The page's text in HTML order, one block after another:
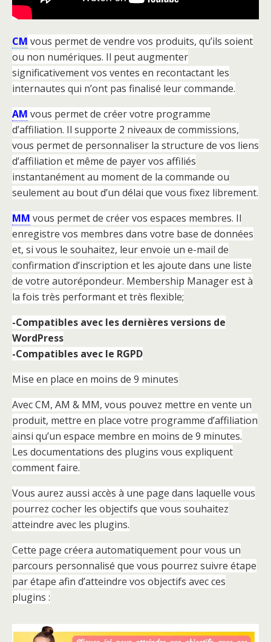
CM vous permet de vendre vos produits, qu’ils soient
ou non numériques. Il peut augmenter
significativement vos ventes en recontactant les
internautes qui n’ont pas finalisé leur commande.
AM vous permet de créer votre programme
d’affiliation. Il supporte 2 niveaux de commissions,
vous permet de personnaliser la structure de vos liens
d’affiliation et même de payer vos affiliés
instantanément au moment de la commande ou
seulement au bout d’un délai que vous fixez librement.
MM vous permet de créer vos espaces membres. Il
enregistre vos membres dans votre base de données
et, si vous le souhaitez, leur envoie un e-mail de
confirmation d’inscription et les ajoute dans une liste
de votre autorépondeur. Membership Manager est à
la fois très performant et très flexible;
-Compatibles avec les dernières versions de
WordPress
-Compatibles avec le RGPD
Mise en place en moins de 9 minutes
Avec CM, AM & MM, vous pouvez mettre en vente un
produit, mettre en place votre programme d’affiliation
ainsi qu’un espace membre en moins de 9 minutes.
Les documentations des plugins vous expliquent
comment faire.
Vous aurez aussi accès à une page dans laquelle vous
pourrez cocher les objectifs que vous souhaitez
atteindre avec les plugins.
Cette page créera automatiquement pour vous un
parcours personnalisé que vous pourrez suivre étape
par étape afin d’atteindre vos objectifs avec ces
plugins :